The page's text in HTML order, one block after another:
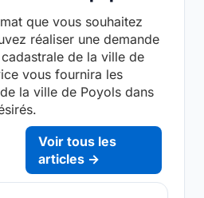
que vous souhaitez
réaliser une demande
de la ville de
vous fournira les
la ville de Poyols dans
Voir tous les
articles →